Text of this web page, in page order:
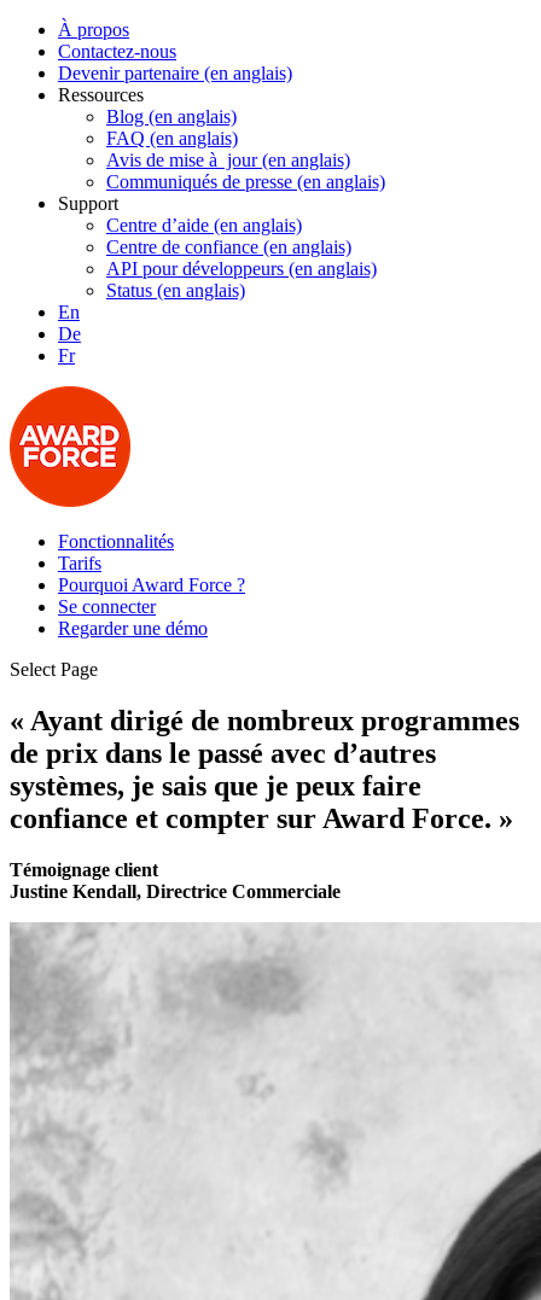
À propos
Contactez-nous
Devenir partenaire (en anglais)
Ressources
Blog (en anglais)
FAQ (en anglais)
Avis de mise à jour (en anglais)
Communiqués de presse (en anglais)
Support
Centre d’aide (en anglais)
Centre de confiance (en anglais)
API pour développeurs (en anglais)
Status (en anglais)
En
De
Fr
Fonctionnalités
Tarifs
Pourquoi Award Force ?
Se connecter
Regarder une démo
Select Page
« Ayant dirigé de nombreux programmes
de prix dans le passé avec d’autres
systèmes, je sais que je peux faire
confiance et compter sur Award Force. »
Témoignage client
Justine Kendall, Directrice Commerciale